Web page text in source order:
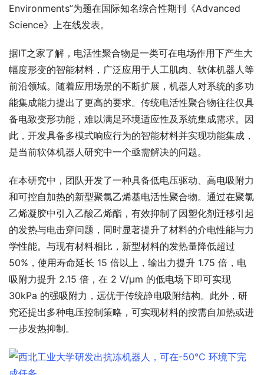
Environments”为题在国际知名综合性期刊《Advanced
Science》上在线发表。
据IT之家了解，电活性聚合物是一类可在电场作用下产生大
幅度形变的智能材料，广泛应用于人工肌肉、软体机器人等
前沿领域。随着应用场景的不断扩展，机器人对系统的多功
能集成能力提出了更高的要求。传统电活性聚合物往往仅具
备电致变形功能，难以满足环境适应性及系统集成需求。因
此，开发具备多模式响应行为的智能材料并实现功能集成，
是当前软体机器人研究中一个亟需解决的问题。
在本研究中，团队开发了一种具备低电压驱动、高电吸附力
和可控自加热的新型聚氯乙烯基电活性聚合物。通过在聚氯
乙烯凝胶中引入乙酸乙烯酯，有效抑制了因塑化剂迁移引起
的发热与电击穿问题，同时显著提升了材料的介电性能与力
学性能。与现有材料相比，新型材料的发热量降低超过
50%，使用寿命延长 15 倍以上，输出力提升 1.75 倍，电
吸附力提升 2.15 倍，在 2 V/μm 的低电场下即可实现
30kPa 的强吸附力，远优于传统静电吸附结构。此外，研
究还提出多种电压控制策略，可实现材料的按需自加热或进
一步发热抑制。